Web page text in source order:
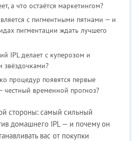
а что остаётся маркетингом?
с пигментными пятнами — и
пигментации ждать лучшего
IPL делает с куперозом и
звёздочками?
процедур появятся первые
честный временной прогноз?
стороны: самый сильный
домашнего IPL — и почему он
вас от покупки